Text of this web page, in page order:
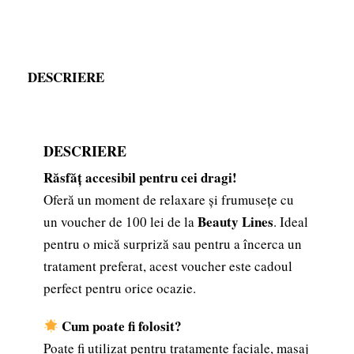
DESCRIERE
DESCRIERE
Răsfăț accesibil pentru cei dragi!
Oferă un moment de relaxare și frumusețe cu
un voucher de 100 lei de laBeauty Lines. Ideal
pentru o mică surpriză sau pentru a încerca un
tratament preferat, acest voucher este cadoul
perfect pentru orice ocazie.
Cum poate fi folosit?
Poate fi utilizat pentru tratamente faciale, masaj